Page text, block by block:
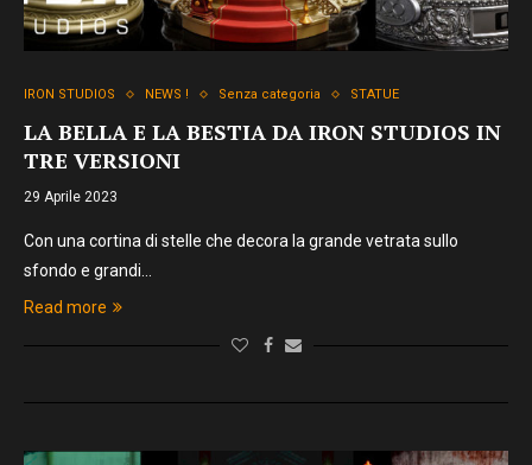
IRON STUDIOS NEWS ! Senza categoria STATUE
LA BELLA E LA BESTIA DA IRON STUDIOS IN
TRE VERSIONI
29 Aprile 2023
Con una cortina di stelle che decora la grande vetrata sullo
sfondo e grandi…
Read more